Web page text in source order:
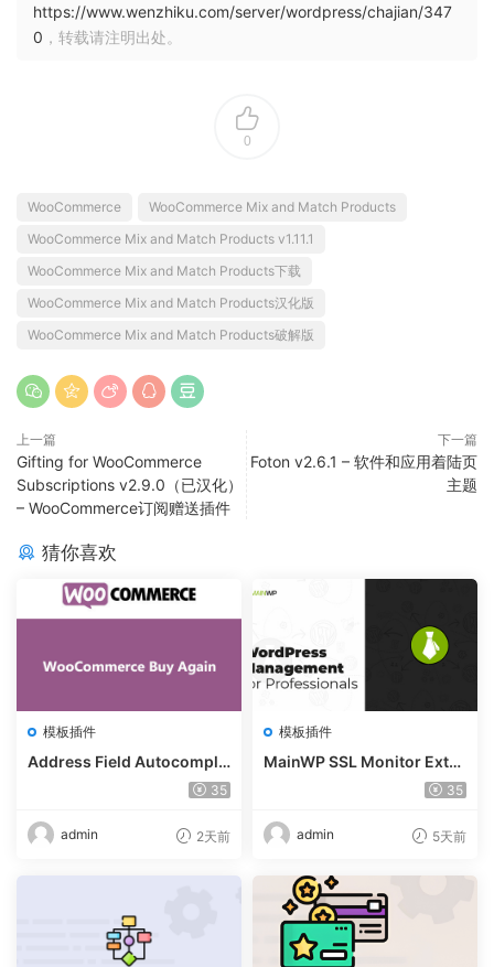
https://www.wenzhiku.com/server/wordpress/chajian/347
0 ，转载请注明出处。
0
WooCommerce
WooCommerce Mix and Match Products
WooCommerce Mix and Match Products v1.11.1
WooCommerce Mix and Match Products下载
WooCommerce Mix and Match Products汉化版
WooCommerce Mix and Match Products破解版
上一篇
Gifting for WooCommerce
Subscriptions v2.9.0（已汉化）
– WooCommerce订阅赠送插件
下一篇
Foton v2.6.1 – 软件和应用着陆页
主题
猜你喜欢
模板插件
Address Field Autocomple
te For WooCommerce v1.3.
35
admin 2天前
模板插件
MainWP SSL Monitor Exte
35
admin 5天前